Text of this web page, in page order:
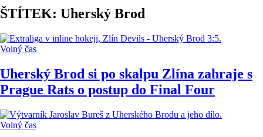
ŠTÍTEK: Uherský Brod
Volný čas
Uherský Brod si po skalpu Zlína zahraje s
Prague Rats o postup do Final Four
Volný čas